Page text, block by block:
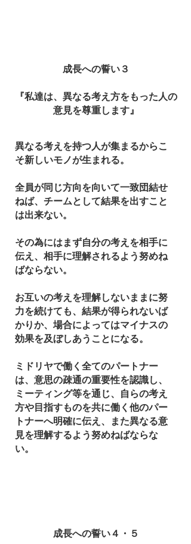
​成長への誓い３
『私達は、異なる考え方をもった人の
意見を尊重します』
異なる考えを持つ人が集まるからこ
そ新しいモノが生まれる。
全員が同じ方向を向いて一致団結せ
ねば、チームとして結果を出すこと
は出来ない。
その為にはまず自分の考えを相手に
伝え、相手に理解されるよう努めね
ばならない。
お互いの考えを理解しないままに努
力を続けても、結果が得られないば
かりか、場合によってはマイナスの
効果を及ぼしあうことになる。
ミドリヤで働く全てのパートナー
は、意思の疎通の重要性を認識し、
ミーティング等を通じ、自らの考え
方や目指すものを共に働く他のパー
トナーへ明確に伝え、また異なる意
見を理解するよう努めねばならな
い。
​成長への誓い４・５